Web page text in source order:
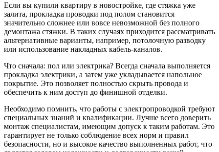
Если вы купили квартиру в новостройке, где стяжка уже
залита, прокладка проводки под полом становится
значительно сложнее или вовсе невозможной без полного
демонтажа стяжки. В таких случаях приходится рассматривать
альтернативные варианты, например, потолочную разводку
или использование накладных кабель-каналов.
Что сначала: пол или электрика? Всегда сначала выполняется
прокладка электрики, а затем уже укладывается напольное
покрытие. Это позволяет полностью скрыть провода и
обеспечить к ним доступ до финишной отделки.
Необходимо помнить, что работы с электропроводкой требуют
специальных знаний и квалификации. Лучше всего доверить
монтаж специалистам, имеющим допуск к таким работам. Это
гарантирует не только соблюдение всех норм и правил
безопасности, но и высокое качество выполненных работ, что